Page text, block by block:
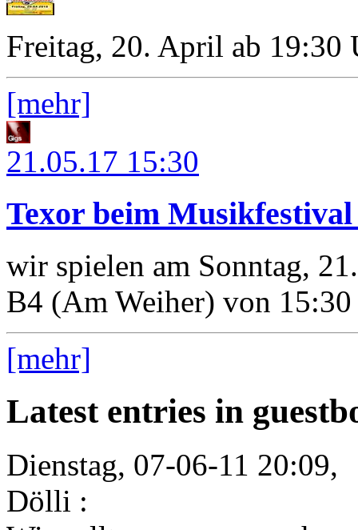
Freitag, 20. April ab
[mehr]
21.05.17 15:30
Texor beim
wir spielen am Sonntag,
B4 (Am Weiher) von
[mehr]
Latest entries in
Dienstag, 07-06-11 20:09,
Dölli :